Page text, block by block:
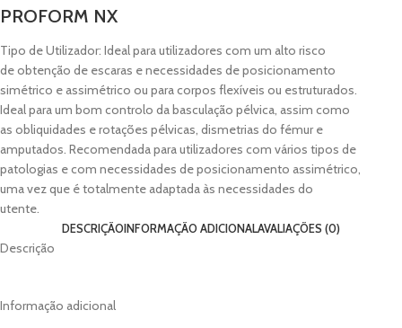
PROFORM NX
Tipo de Utilizador: Ideal para utilizadores com um alto risco
de obtenção de escaras e necessidades de posicionamento
simétrico e assimétrico ou para corpos flexíveis ou estruturados.
Ideal para um bom controlo da basculação pélvica, assim como
as obliquidades e rotações pélvicas, dismetrias do fémur e
amputados. Recomendada para utilizadores com vários tipos de
patologias e com necessidades de posicionamento assimétrico,
uma vez que é totalmente adaptada às necessidades do
utente.
DESCRIÇÃOINFORMAÇÃO ADICIONALAVALIAÇÕES (0)
Descrição
Informação adicional